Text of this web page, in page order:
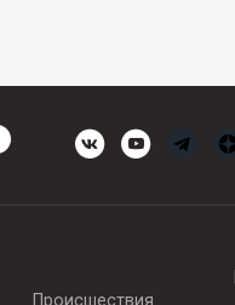
Происшествия